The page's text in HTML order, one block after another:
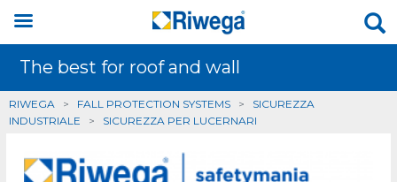
The best for roof and wall
RIWEGA > FALL PROTECTION SYSTEMS > SICUREZZA
INDUSTRIALE > SICUREZZA PER LUCERNARI